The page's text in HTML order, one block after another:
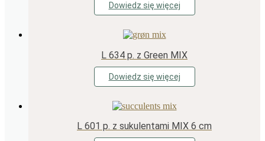
Dowiedz się więcej
L 634 p. z Green MIX
Dowiedz się więcej
L 601 p. z sukulentami MIX 6 cm